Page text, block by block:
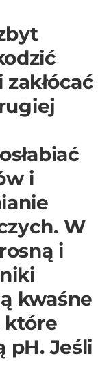
i
W
i
kwaśne
które
pH. Jeśli